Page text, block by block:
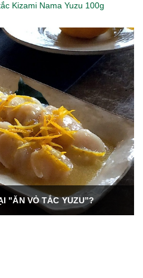
Kizami Nama Yuzu 100g
"ĂN VỎ TẮC YUZU”?